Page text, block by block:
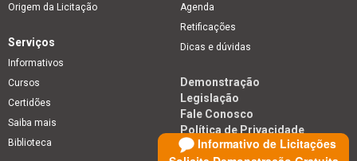
Informativo de Licitações
Origem da Licitação
Agenda
Retificações
Dicas e dúvidas
Serviços
Informativos
Cursos
Certidões
Saiba mais
Biblioteca
Demonstração
Legislação
Fale Conosco
Política de Privacidade